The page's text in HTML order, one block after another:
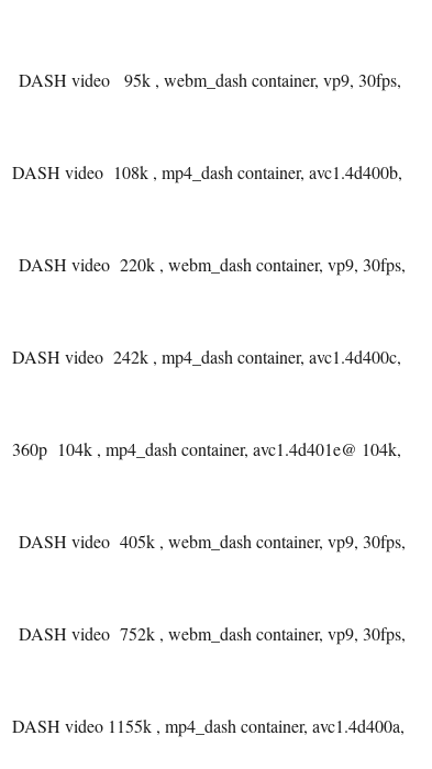
DASH video
95k , webm_dash container, vp9, 30fps,
DASH video 108k , mp4_dash container, avc1.4d400b,
DASH video 220k , webm_dash container, vp9, 30fps,
DASH video 242k , mp4_dash container, avc1.4d400c,
360p 104k , mp4_dash container, avc1.4d401e@ 104k,
DASH video 405k , webm_dash container, vp9, 30fps,
DASH video 752k , webm_dash container, vp9, 30fps,
DASH video 1155k , mp4_dash container, avc1.4d400a,